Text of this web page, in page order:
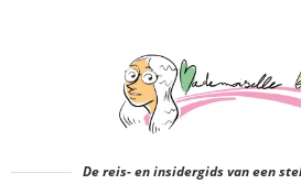
De reis- en insidergids van een